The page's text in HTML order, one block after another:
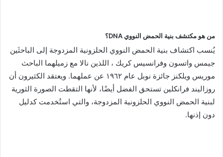
من هو مكتشف بنية الحمض النووي DNA؟
يُنسب اكتشاف بنية الحمض النووي الحلزونية المزدوجة إلى الباحثَين
جيمس واتسون وفرانسيس كريك ، اللذين نالا مع زميلهما الباحث
موريس ويلكنز جائزة نوبل عام ١٩٦٢ عن عملهما. ويعتقد الكثيرون أن
روزاليند فرانكلين تستحق الفضل أيضًا، لأنها التقطت الصورة الثورية
لبنية الحمض النووي الحلزونية المزدوجة، والتي استُخدمت كدليل
دون إذنها.